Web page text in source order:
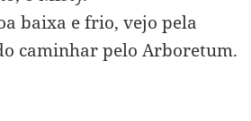
baixa e frio, vejo pela
caminhar pelo Arboretum.